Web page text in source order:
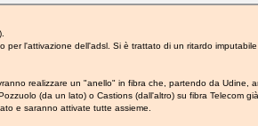
l'attivazione dell'adsl. Si è trattato di un ritardo
realizzare un "anello" in fibra che, partendo da Udine,
(da un lato) o Castions (dall'altro) su fibra Telecom
e saranno attivate tutte assieme.